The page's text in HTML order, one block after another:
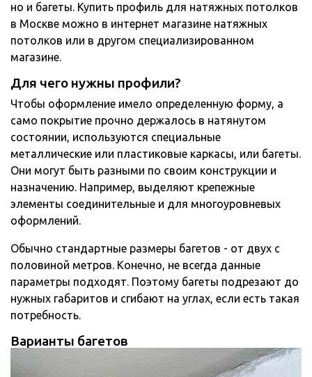
но и багеты. Купить профиль для натяжных потолков
в Москве можно в интернет магазине натяжных
потолков или в другом специализированном
магазине.
Для чего нужны профили?
Чтобы оформление имело определенную форму, а
само покрытие прочно держалось в натянутом
состоянии, используются специальные
металлические или пластиковые каркасы, или багеты.
Они могут быть разными по своим конструкции и
назначению. Например, выделяют крепежные
элементы соединительные и для многоуровневых
оформлений.
Обычно стандартные размеры багетов - от двух с
половиной метров. Конечно, не всегда данные
параметры подходят. Поэтому багеты подрезают до
нужных габаритов и сгибают на углах, если есть такая
потребность.
Варианты багетов